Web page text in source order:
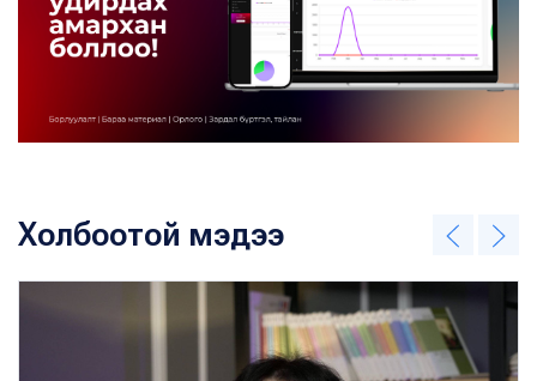
Холбоотой мэдээ